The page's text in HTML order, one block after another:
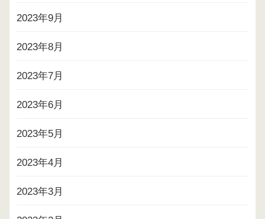
2023年9月
2023年8月
2023年7月
2023年6月
2023年5月
2023年4月
2023年3月